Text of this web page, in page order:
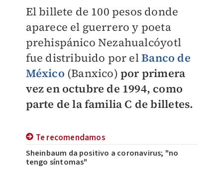
El billete de 100 pesos donde
aparece el guerrero y poeta
prehispánico Nezahualcóyotl
fue distribuido por elBanco de
México (Banxico) por primera
vez en octubre de 1994, como
parte de la familia C de billetes.
Te recomendamos
Sheinbaum da positivo a coronavirus; "no
tengo síntomas"